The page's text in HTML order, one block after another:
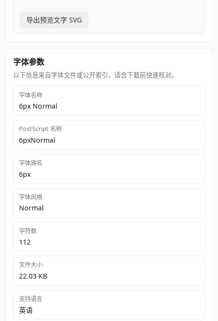
导出预览文字 SVG
字体参数
以下信息来自字体文件或公开索引，适合下载前快速核对。
字体名称
6px Normal
PostScript 名称
6pxNormal
字体族名
6px
字体风格
Normal
字符数
112
文件大小
22.03 KB
支持语言
英语